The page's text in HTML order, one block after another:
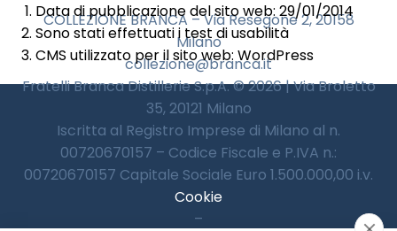
Data di pubblicazione del sito web: 29/01/2014
Sono stati effettuati i test di usabilità
CMS utilizzato per il sito web: WordPress
COLLEZIONE BRANCA – Via Resegone 2, 20158
Milano
collezione@branca.it
Fratelli Branca Distillerie S.p.A. © 2026 | Via Broletto
35, 20121 Milano
Iscritta al Registro Imprese di Milano al n.
00720670157 – Codice Fiscale e P.IVA n.:
00720670157 Capitale Sociale Euro 1.500.000,00 i.v.
Cookie
–